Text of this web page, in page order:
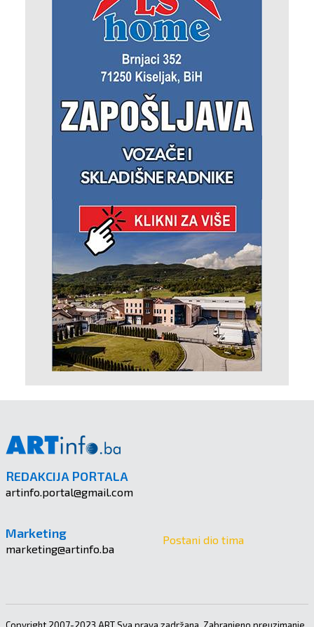
REDAKCIJA PORTALA
artinfo.portal@gmail.com
Marketing
marketing@artinfo.ba
Postani dio tima
Copyright 2007-2023 ART Sva prava zadržana. Zabranjeno preuzimanje